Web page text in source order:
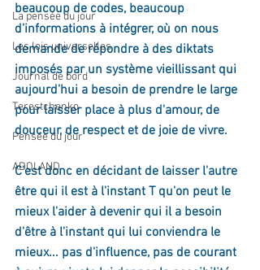
La pensée du jour
Les lois universelles
Journal de bord
Terestchenko
Pensée du jour
ADOLAND
beaucoup de codes, beaucoup
d'informations à intégrer, où on nous
demande de répondre à des diktats
imposés par un système vieillissant qui
aujourd'hui a besoin de prendre le large
pour laisser place à plus d'amour, de
douceur, de respect et de joie de vivre.
C'est donc en décidant de laisser l'autre
être qui il est à l'instant T qu'on peut le
mieux l'aider à devenir qui il a besoin
d'être à l'instant qui lui conviendra le
mieux... pas d'influence, pas de courant